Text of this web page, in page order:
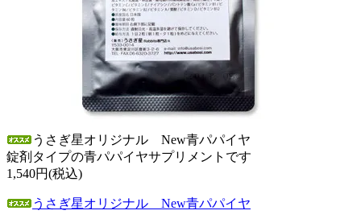
うさぎ星オリジナル New青パパイヤ
錠剤タイプの青パパイヤサプリメントです
1,540円(税込)
うさぎ星オリジナル New青パパイヤ